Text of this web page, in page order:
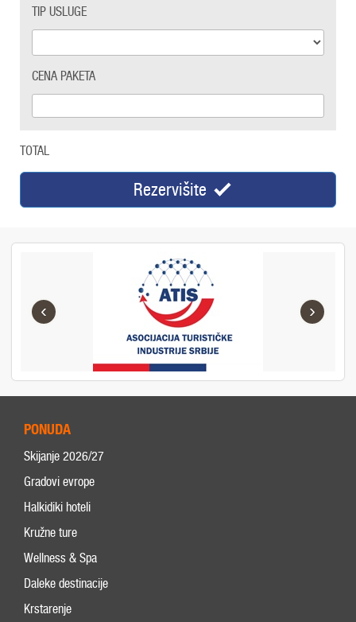
TIP USLUGE
CENA PAKETA
TOTAL
Rezervišite
‹ ›
PONUDA
Skijanje 2026/27
Gradovi evrope
Halkidiki hoteli
Kružne ture
Wellness & Spa
Daleke destinacije
Krstarenje